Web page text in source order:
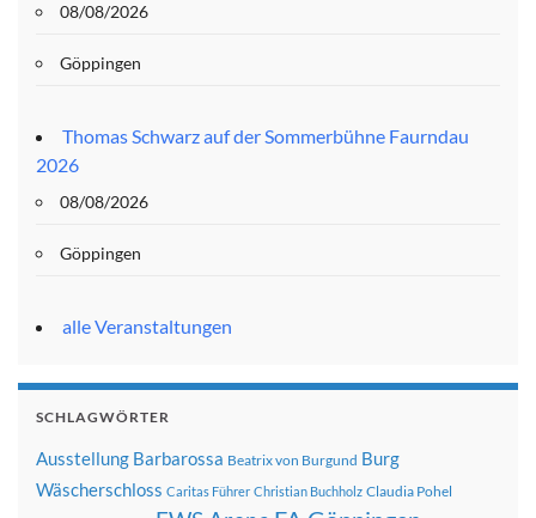
08/08/2026
Göppingen
Thomas Schwarz auf der Sommerbühne Faurndau
2026
08/08/2026
Göppingen
alle Veranstaltungen
SCHLAGWÖRTER
Ausstellung Barbarossa Beatrix von Burgund Burg
Wäscherschloss Caritas Führer Christian Buchholz Claudia Pohel